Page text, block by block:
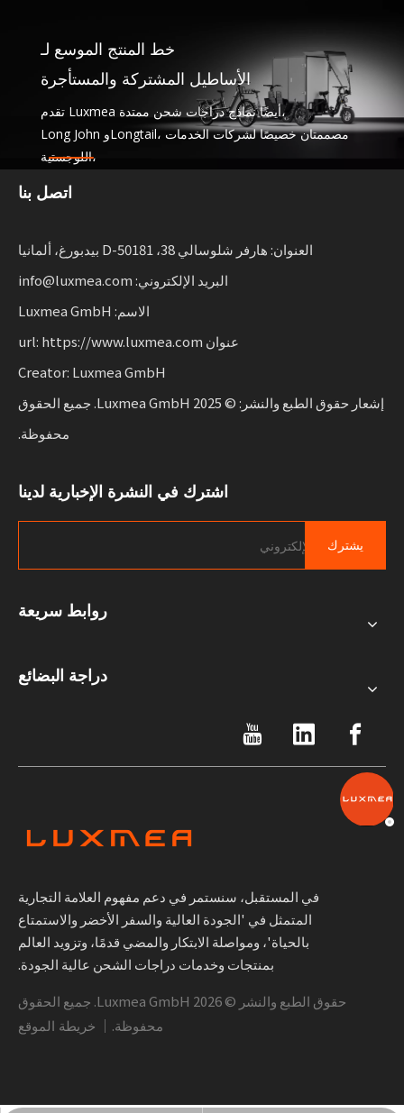
الأساطيل المشتركة والمستأجرة
تقدم Luxmea أيضًا نماذج دراجات شحن ممتدة،
Long John وLongtail، مصممتان خصيصًا لشركات الخدمات
اللوجستية،
المستدام.
اتصل بنا
العنوان: هارفر شلوسالي 38، D-50181 بيدبورغ، ألمانيا
البريد الإلكتروني: info@luxmea.com
الاسم: Luxmea GmbH
عنوان url: https://www.luxmea.com
Creator: Luxmea GmbH
إشعار حقوق الطبع والنشر: © 2025 Luxmea GmbH. جميع الحقوق
محفوظة.
اشترك في النشرة الإخبارية لدينا
يشترك
روابط سريعة
دراجة البضائع
في المستقبل، سنستمر في دعم مفهوم العلامة التجارية
المتمثل في 'الجودة العالية والسفر الأخضر والاستمتاع
بالحياة'، ومواصلة الابتكار والمضي قدمًا، وتزويد العالم
بمنتجات وخدمات دراجات الشحن عالية الجودة.
حقوق الطبع والنشر ©2026
Luxmea GmbH. جميع الحقوق
محفوظة.｜ خريطة الموقع